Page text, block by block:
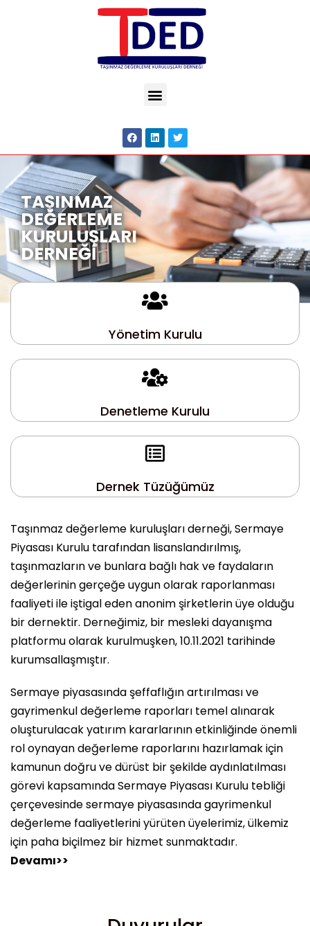
TAŞINMAZ
DEĞERLEME
KURULUŞLARI
DERNEĞİ
Yönetim Kurulu
Denetleme Kurulu
Dernek Tüzüğümüz
Taşınmaz değerleme kuruluşları derneği, Sermaye
Piyasası Kurulu tarafından lisanslandırılmış,
taşınmazların ve bunlara bağlı hak ve faydaların
değerlerinin gerçeğe uygun olarak raporlanması
faaliyeti ile iştigal eden anonim şirketlerin üye olduğu
bir dernektir. Derneğimiz, bir mesleki dayanışma
platformu olarak kurulmuşken, 10.11.2021 tarihinde
kurumsallaşmıştır.
Sermaye piyasasında şeffaflığın artırılması ve
gayrimenkul değerleme raporları temel alınarak
oluşturulacak yatırım kararlarının etkinliğinde önemli
rol oynayan değerleme raporlarını hazırlamak için
kamunun doğru ve dürüst bir şekilde aydınlatılması
görevi kapsamında Sermaye Piyasası Kurulu tebliği
çerçevesinde sermaye piyasasında gayrimenkul
değerleme faaliyetlerini yürüten üyelerimiz, ülkemiz
için paha biçilmez bir hizmet sunmaktadır.
Devamı>>